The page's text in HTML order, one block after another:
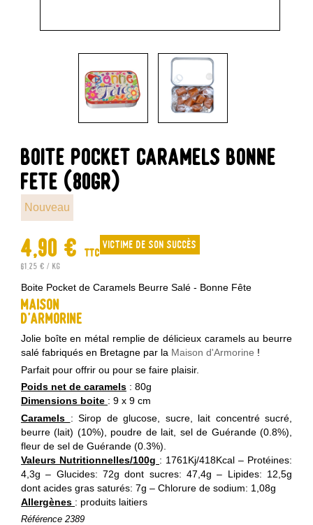
BOITE POCKET CARAMELS BONNE
FETE (80GR)
Nouveau
4,90 € TTC
61,25 € / kg
Victime de son succès
Boite Pocket de Caramels Beurre Salé - Bonne Fête
Maison
d'Armorine
Jolie boîte en métal remplie de délicieux caramels au beurre
salé fabriqués en Bretagne par la Maison d'Armorine !
Parfait pour offrir ou pour se faire plaisir.
Poids net de caramels : 80g
Dimensions boite : 9 x 9 cm
Caramels : Sirop de glucose, sucre, lait concentré sucré,
beurre (lait) (10%), poudre de lait, sel de Guérande (0.8%),
fleur de sel de Guérande (0.3%).
Valeurs Nutritionnelles/100g : 1761Kj/418Kcal – Protéines:
4,3g – Glucides: 72g dont sucres: 47,4g – Lipides: 12,5g
dont acides gras saturés: 7g – Chlorure de sodium: 1,08g
Allergènes : produits laitiers
Référence 2389